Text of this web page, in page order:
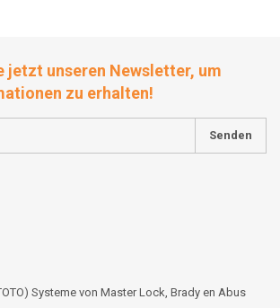
jetzt unseren Newsletter, um
zu erhalten!
Senden
Systeme von Master Lock, Brady en Abus